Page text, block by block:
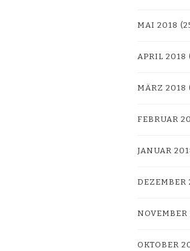
MAI 2018
APRIL 2018
MÄRZ 2018
FEBRUAR
JANUAR
DEZEMBER
NOVEMBER
OKTOBER